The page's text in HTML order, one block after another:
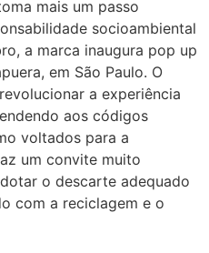
mais um passo
socioambiental
a marca inaugura pop up
em São Paulo. O
a experiência
aos códigos
voltados para a
um convite muito
o descarte adequado
com a reciclagem e o